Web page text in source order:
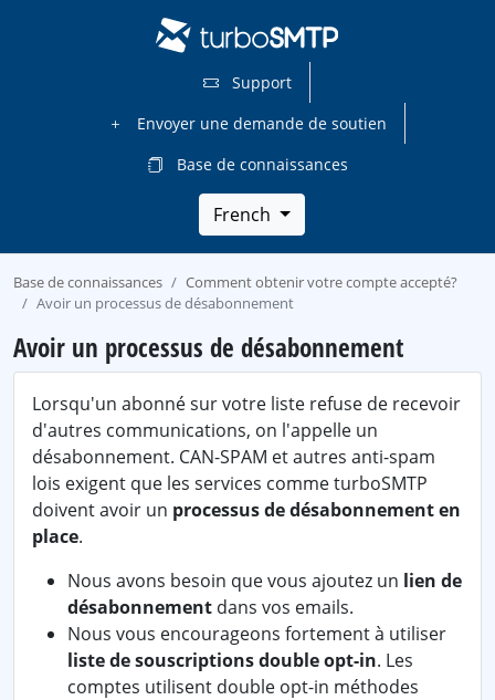
Support
Envoyer une demande de soutien
Base de connaissances
French
Base de connaissances
Comment obtenir votre compte accepté?
Avoir un processus de désabonnement
Avoir un processus de désabonnement
Lorsqu'un abonné sur votre liste refuse de recevoir
d'autres communications, on l'appelle un
désabonnement. CAN-SPAM et autres anti-spam
lois exigent que les services comme turboSMTP
doivent avoir un processus de désabonnement en
place.
Nous avons besoin que vous ajoutez un lien de
désabonnement dans vos emails.
Nous vous encourageons fortement à utiliser
liste de souscriptions double opt-in. Les
comptes utilisent double opt-in méthodes